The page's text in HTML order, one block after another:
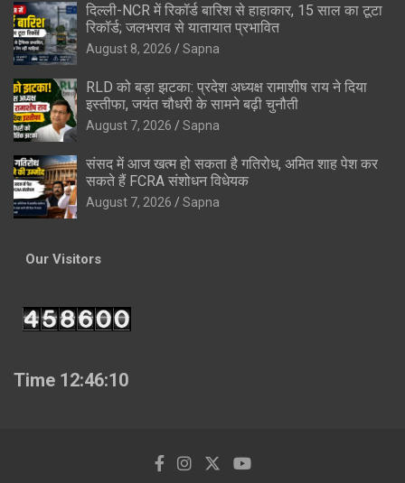
दिल्ली-NCR में रिकॉर्ड बारिश से हाहाकार, 15 साल का टूटा
रिकॉर्ड; जलभराव से यातायात प्रभावित
August 8, 2026 Sapna
RLD को बड़ा झटका: प्रदेश अध्यक्ष रामाशीष राय ने दिया
इस्तीफा, जयंत चौधरी के सामने बढ़ी चुनौती
August 7, 2026 Sapna
संसद में आज खत्म हो सकता है गतिरोध, अमित शाह पेश कर
सकते हैं FCRA संशोधन विधेयक
August 7, 2026 Sapna
Our Visitors
Time 12:46:11